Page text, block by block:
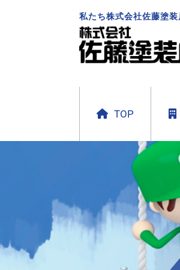
私たち株式会社佐藤塗装
TOP